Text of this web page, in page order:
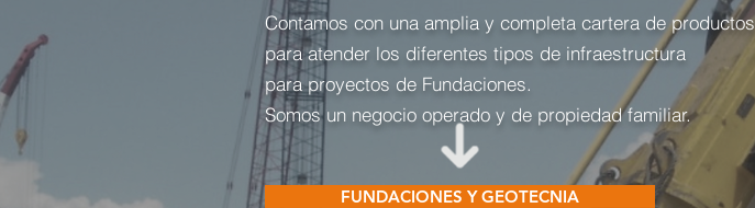
Contamos con una amplia y completa cartera de productos
para atender los diferentes tipos de infraestructura
para proyectos de Fundaciones.
Somos un negocio operado y de propiedad familiar.
FUNDACIONES Y GEOTECNIA